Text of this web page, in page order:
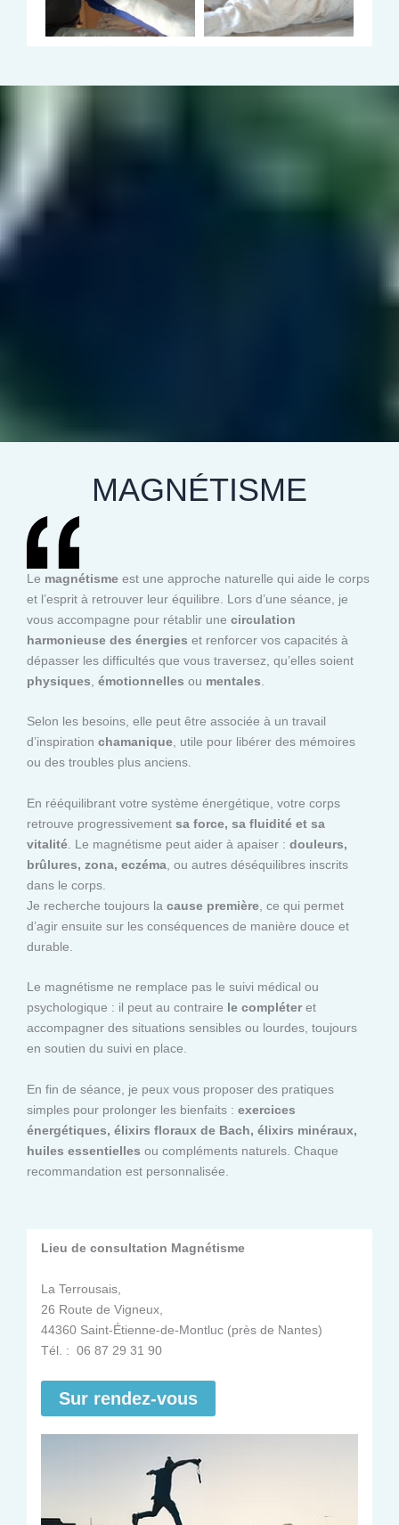
MAGNÉTISME
Le magnétisme est une approche naturelle qui aide le corps
et l’esprit à retrouver leur équilibre. Lors d’une séance, je
vous accompagne pour rétablir une circulation
harmonieuse des énergies et renforcer vos capacités à
dépasser les difficultés que vous traversez, qu’elles soient
physiques émotionnelles ou mentales
Selon les besoins, elle peut être associée à un travail
d’inspiration chamanique, utile pour libérer des mémoires
ou des troubles plus anciens.
En rééquilibrant votre système énergétique, votre corps
retrouve progressivement sa force, sa fluidité et sa
vitalité . Le magnétisme peut aider à apaiser : douleurs,
brûlures, zona, eczéma , ou autres déséquilibres inscrits
dans le corps.
Je recherche toujours la cause première , ce qui permet
d’agir ensuite sur les conséquences de manière douce et
durable.
Le magnétisme ne remplace pas le suivi médical ou
psychologique : il peut au contraire le compléteret
accompagner des situations sensibles ou lourdes, toujours
en soutien du suivi en place.
En fin de séance, je peux vous proposer des pratiques
simples pour prolonger les bienfaits : exercices
énergétiques, élixirs floraux de Bach, élixirs minéraux,
huiles essentielles ou compléments naturels. Chaque
recommandation est personnalisée.
Lieu de consultation Magnétisme
La Terrousais,
26 Route de Vigneux,
44360 Saint-Étienne-de-Montluc (près de Nantes)
Tél. : 06 87 29 31 90
Sur rendez-vous